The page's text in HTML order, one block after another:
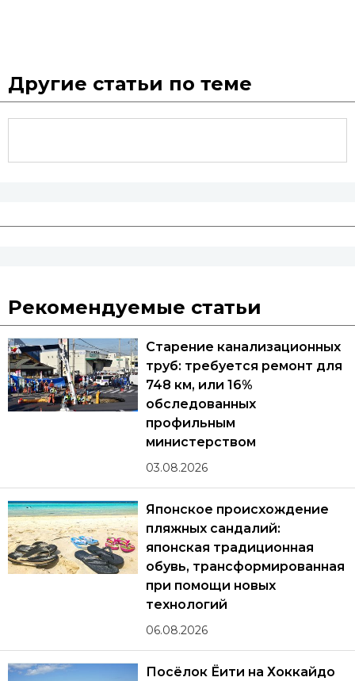
Другие статьи по теме
Рекомендуемые статьи
Старение канализационных
труб: требуется ремонт для
748 км, или 16%
обследованных
профильным
министерством
03.08.2026
Японское происхождение
пляжных сандалий:
японская традиционная
обувь, трансформированная
при помощи новых
технологий
06.08.2026
Посёлок Ёити на Хоккайдо